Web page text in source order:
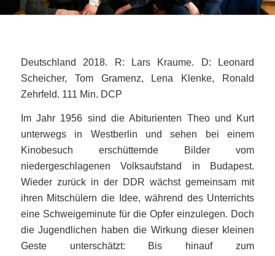
1 2 3 4 5 6 7 8 10
Deutschland 2018. R: Lars Kraume. D: Leonard
Scheicher, Tom Gramenz, Lena Klenke, Ronald
Zehrfeld. 111 Min. DCP
Im Jahr 1956 sind die Abiturienten Theo und Kurt
unterwegs in Westberlin und sehen bei einem
Kinobesuch erschütternde Bilder vom
niedergeschlagenen Volksaufstand in Budapest.
Wieder zurück in der DDR wächst gemeinsam mit
ihren Mitschülern die Idee, während des Unterrichts
eine Schweigeminute für die Opfer einzulegen. Doch
die Jugendlichen haben die Wirkung dieser kleinen
Geste unterschätzt: Bis hinauf zum